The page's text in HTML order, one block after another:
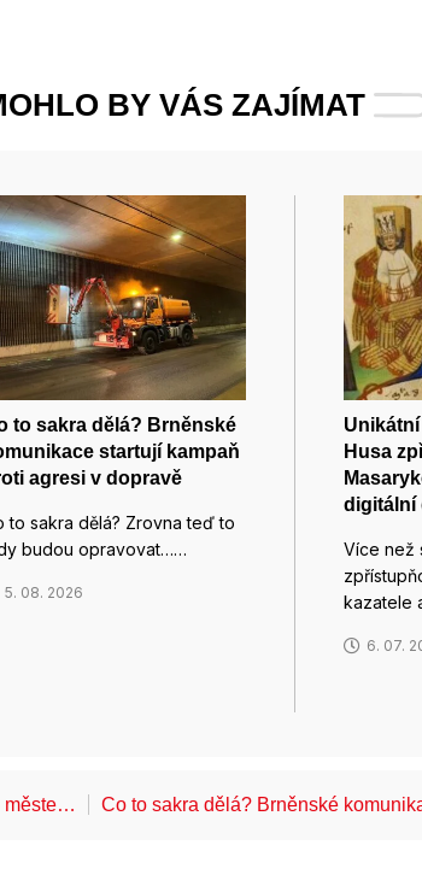
BY VÁS ZAJÍMAT
to sakra dělá? Brněnské
startují kampaň
agresi v dopravě
to sakra dělá? Zrovna teď to
budou opravovat……
5. 08. 2026
Husa
digitální
Více než
kazatele
6. 07.
měste… Co to sakra dělá? Brněnské